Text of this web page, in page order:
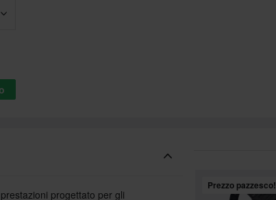
progettato per gli
Prezzo pazzesco!